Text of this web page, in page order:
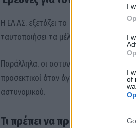
I
I
I
of
Η ΕΛ.ΑΣ. εξετάζει το υλικό από κάμερες
ταυτοποιήσει τα μέλη της σπείρας και
Παράλληλα, οι αστυνομικές αρχές
προσεκτικοί όταν άγνωστα άτομα
αστυνομικού.
Τι πρέπει να προσέχουν οι